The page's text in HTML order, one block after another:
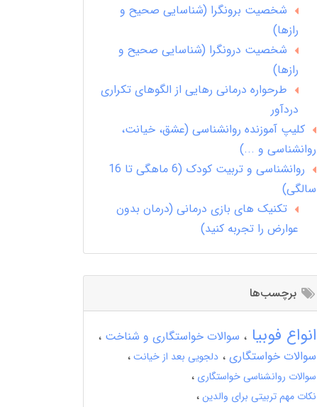
شخصیت برونگرا (شناسایی صحیح و
رازها)
شخصیت درونگرا (شناسایی صحیح و
رازها)
طرحواره درمانی رهایی از الگوهای تکراری
دردآور
کلیپ آموزنده روانشناسی (عشق، خیانت،
روانشناسی و ...)
روانشناسی و تربیت کودک (6 ماهگی تا 16
سالگی)
تکنیک های بازی درمانی (درمان بدون
عوارض را تجربه کنید)
برچسب‌ها
انواع فوبیا
سوالات خواستگاری و شناخت
سوالات خواستگاری
دلجویی بعد از خیانت
سوالات روانشناسی خواستگاری
نکات مهم تربیتی برای والدین